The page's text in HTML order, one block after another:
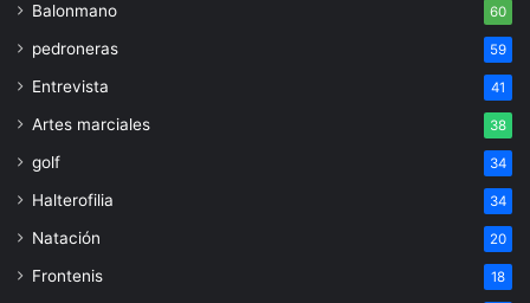
Balonmano 60
pedroneras 59
Entrevista 41
Artes marciales 38
golf 34
Halterofilia 34
Natación 20
Frontenis 18